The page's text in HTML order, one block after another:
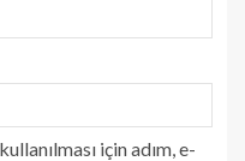
için adım, e-